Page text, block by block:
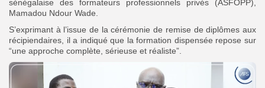
sénégalaise des formateurs professionnels privés (ASFOPP),
Mamadou Ndour Wade.
S’exprimant à l’issue de la cérémonie de remise de diplômes aux
récipiendaires, il a indiqué que la formation dispensée repose sur
“une approche complète, sérieuse et réaliste”.